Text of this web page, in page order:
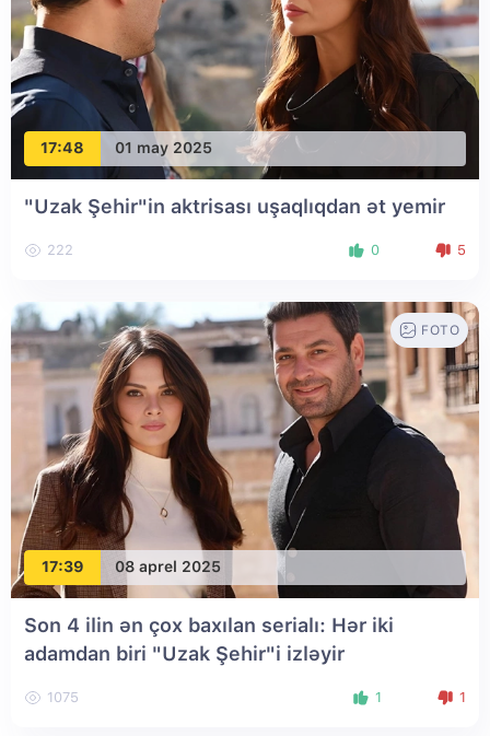
17:48 01 may 2025
"Uzak Şehir"in aktrisası uşaqlıqdan ət yemir
222 0 5
17:39 08 aprel 2025
FOTO
Son 4 ilin ən çox baxılan serialı: Hər iki
adamdan biri "Uzak Şehir"i izləyir
1075 1 1